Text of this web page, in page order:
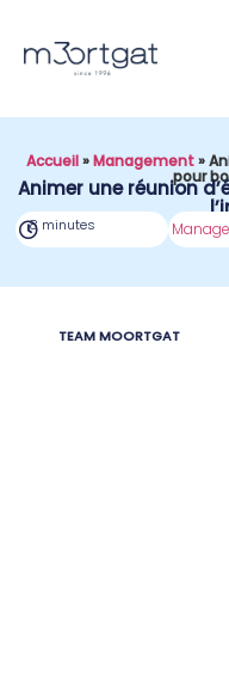
Accueil»Management»
pour
Animer une réunion
8 minutes
TEAM MOORTGAT